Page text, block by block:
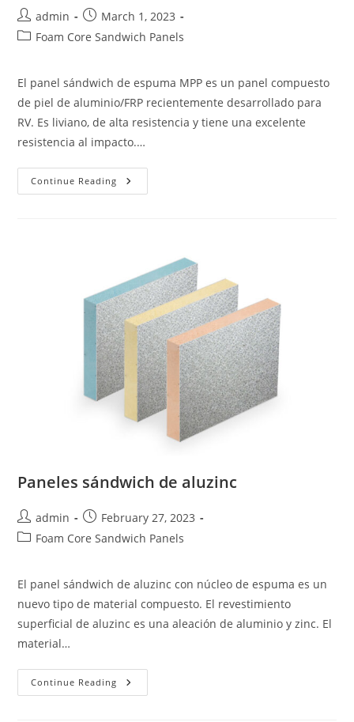
Post
author:
admin
Post
published:
March 1, 2023
PostFoam Core Sandwich Panels
El panel sándwich de espuma MPP es un panel compuesto
de piel de aluminio/FRP recientemente desarrollado para
RV. Es liviano, de alta resistencia y tiene una excelente
resistencia al impacto.…
Continue Reading Paneles
Sándwich
Paneles sándwich de aluzinc
Post
author:
admin
Post
published:
February 27, 2023
PostFoam Core Sandwich Panels
El panel sándwich de aluzinc con núcleo de espuma es un
nuevo tipo de material compuesto. El revestimiento
superficial de aluzinc es una aleación de aluminio y zinc. El
material…
Continue Reading Paneles
Sándwich